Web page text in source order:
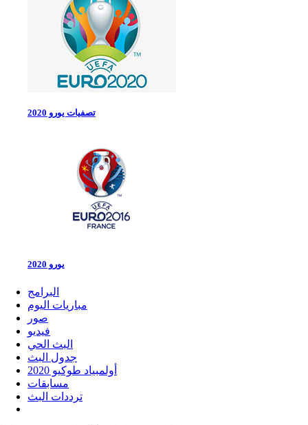
تصفيات يورو 2020
يورو 2020
البرامج
مباريات اليوم
صور
فيديو
البث الحي
جدول البث
أولمبياد طوكيو 2020
مسابقات
ترددات البث